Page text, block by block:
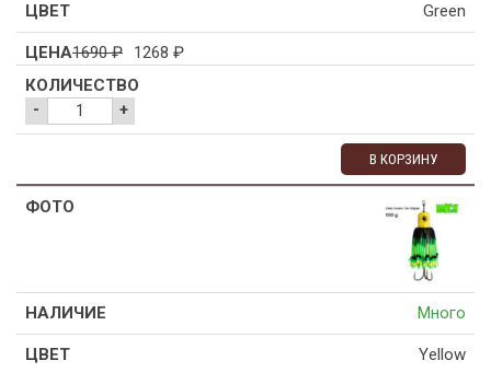
Green
1690₽ 1268 ₽
- +
В КОРЗИНУ
Много
Yellow